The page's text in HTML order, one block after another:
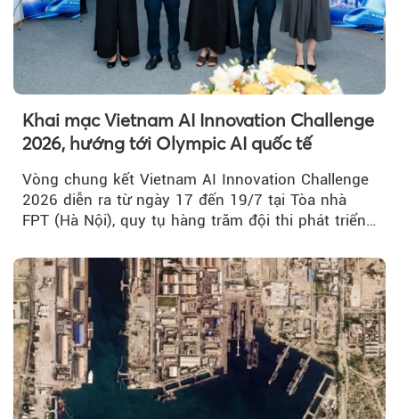
Khai mạc Vietnam AI Innovation Challenge
2026, hướng tới Olympic AI quốc tế
Vòng chung kết Vietnam AI Innovation Challenge
2026 diễn ra từ ngày 17 đến 19/7 tại Tòa nhà
FPT (Hà Nội), quy tụ hàng trăm đội thi phát triển